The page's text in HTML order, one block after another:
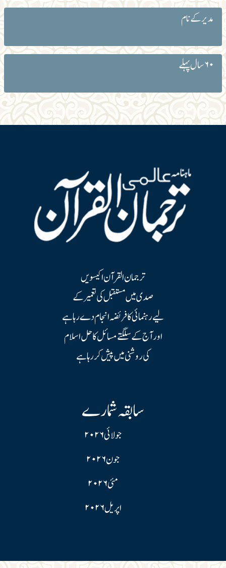
مدیر کے نام
۶۰ سال پہلے
ترجمان القرآن اکیسویں
صدی میں مستقبل کی تعمیر کے
لیے رہنمائی کا فریضہ انجام دے رہا ہے
اور آج کے سلگتے مسائل کا حل اسلام
کی روشنی میں پیش کر رہا ہے
سابقہ شمارے
جولائی ۲۰۲۶
جون ۲۰۲۶
مئی ۲۰۲۶
اپریل ۲۰۲۶